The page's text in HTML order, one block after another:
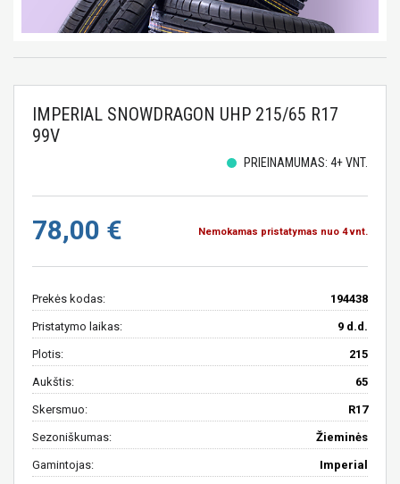
IMPERIAL SNOWDRAGON UHP 215/65 R17
99V
PRIEINAMUMAS: 4+ VNT.
78,00 € Nemokamas pristatymas nuo 4 vnt.
Prekės kodas: 194438
Pristatymo laikas: 9 d.d.
Plotis: 215
Aukštis: 65
Skersmuo: R17
Sezoniškumas: Žieminės
Gamintojas: Imperial